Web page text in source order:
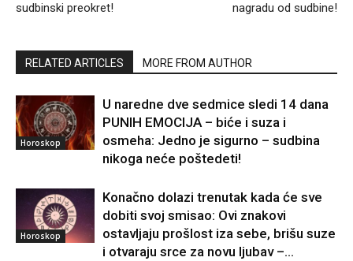
sudbinski preokret!
nagradu od sudbine!
RELATED ARTICLES MORE FROM AUTHOR
Horoskop
U naredne dve sedmice sledi 14 dana
PUNIH EMOCIJA – biće i suza i
osmeha: Jedno je sigurno – sudbina
nikoga neće poštedeti!
Horoskop
Konačno dolazi trenutak kada će sve
dobiti svoj smisao: Ovi znakovi
ostavljaju prošlost iza sebe, brišu suze
i otvaraju srce za novu ljubav –...